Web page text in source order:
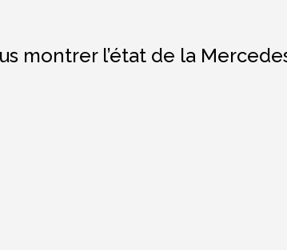
montrer l’état de la